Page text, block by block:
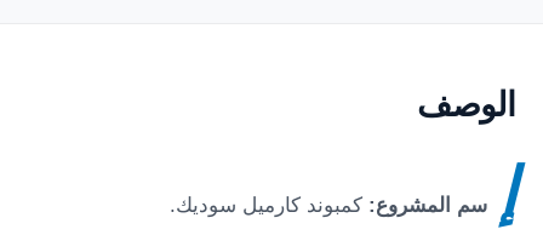
الوصف
إ سم المشروع:كمبوند كارميل سوديك.